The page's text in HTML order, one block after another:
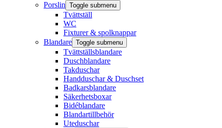
Porslin Toggle submenu
Tvättställ
WC
Fixturer & spolknappar
Blandare Toggle submenu
Tvättställsblandare
Duschblandare
Takduschar
Handduschar & Duschset
Badkarsblandare
Säkerhetsboxar
Bidéblandare
Blandartillbehör
Uteduschar